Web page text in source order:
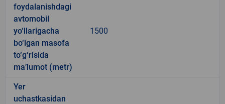
foydalanishdagi
avtomobil
yo‘llarigacha
bo‘lgan masofa
to‘g‘risida
ma’lumot (metr)
1500
Yer
uchastkasidan